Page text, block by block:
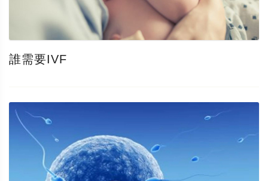
誰需要IVF